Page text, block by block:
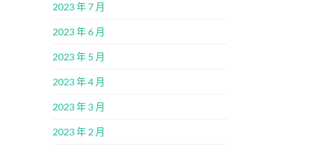
2023 年 7 月
2023 年 6 月
2023 年 5 月
2023 年 4 月
2023 年 3 月
2023 年 2 月